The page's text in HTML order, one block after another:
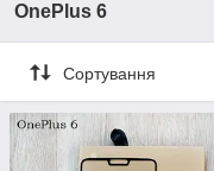
OnePlus 6
Сортування